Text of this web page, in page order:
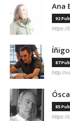
Ana
92
https://
87
http://
85
https://